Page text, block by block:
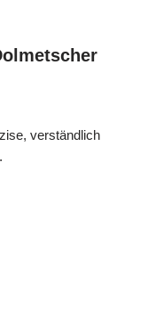
verständlich